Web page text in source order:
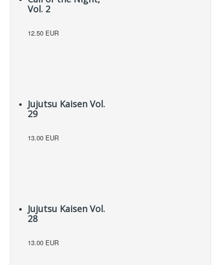
Vol. 2
12.50 EUR
Jujutsu Kaisen Vol.
29
13.00 EUR
Jujutsu Kaisen Vol.
28
13.00 EUR